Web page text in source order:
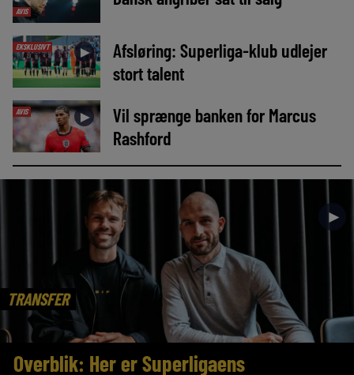
AVIS
EKSKLUSIVT ►
Afsløring: Superliga-klub udlejer
stort talent
AVIS ►
Vil sprænge banken for Marcus
Rashford
TRANSFER
►
Overblik: Her er Superligaens